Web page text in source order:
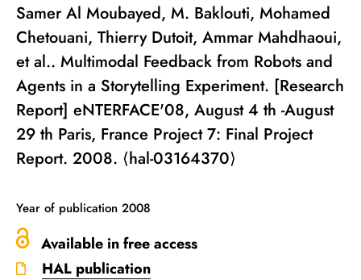
Samer Al Moubayed, M. Baklouti, Mohamed
Chetouani, Thierry Dutoit, Ammar Mahdhaoui,
et al.. Multimodal Feedback from Robots and
Agents in a Storytelling Experiment. [Research
Report] eNTERFACE'08, August 4 th -August
29 th Paris, France Project 7: Final Project
Report. 2008. ⟨hal-03164370⟩
Year of publication 2008
Available in free access
HAL publication